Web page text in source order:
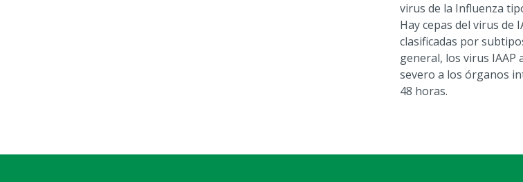
virus de la Influenza
Hay cepas del virus de
clasificadas por
general, los virus IAAP
severo a los órganos
48 horas.